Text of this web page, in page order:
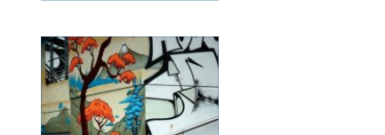
risken för olyckor och
göra miljöer mer
tillgängliga för alla sä...